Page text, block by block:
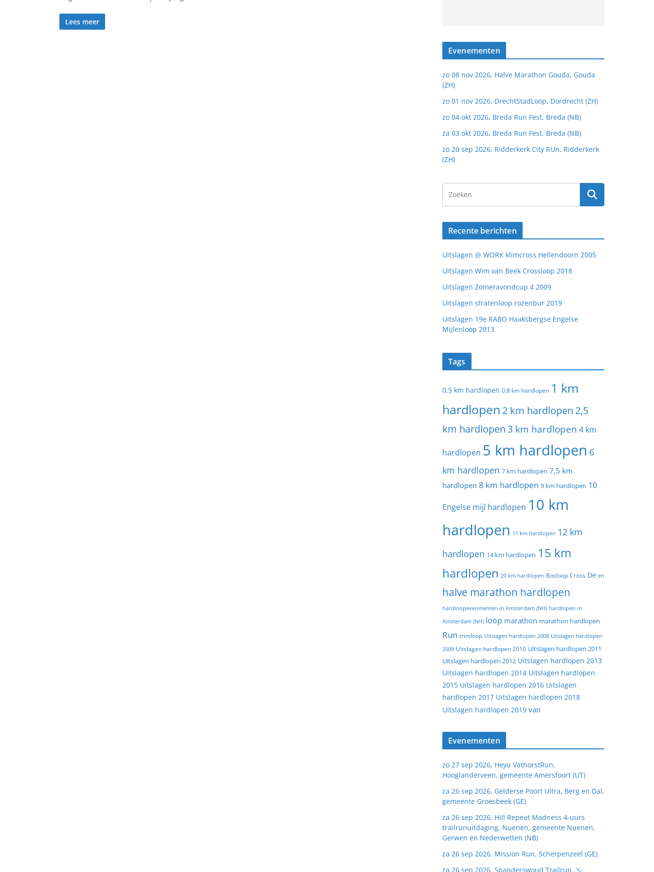
Lees meer
Evenementen
zo 08 nov 2026, Halve Marathon Gouda, Gouda
(ZH)
zo 01 nov 2026, DrechtStadLoop, Dordrecht (ZH)
zo 04 okt 2026, Breda Run Fest, Breda (NB)
za 03 okt 2026, Breda Run Fest, Breda (NB)
zo 20 sep 2026, Ridderkerk City RUn, Ridderkerk
(ZH)
Recente berichten
Uitslagen @ WORK klimcross Hellendoorn 2005
Uitslagen Wim van Beek Crossloop 2018
Uitslagen Zomeravondcup 4 2009
Uitslagen stratenloop rozenbur 2019
Uitslagen 19e RABO Haaksbergse Engelse
Mijlenloop 2013
Tags
0,5 km hardlopen 0,8 km hardlopen 1 km
hardlopen 2 km hardlopen 2,5
km hardlopen 3 km hardlopen 4 km
hardlopen 5 km hardlopen 6
km hardlopen 7 km hardlopen 7,5 km
hardlopen 8 km hardlopen 9 km hardlopen 10
Engelse mijl hardlopen 10 km
hardlopen 11 km hardlopen 12 km
hardlopen 14 km hardlopen 15 km
hardlopen 20 km hardlopen Bosloop Cross De en
halve marathon hardlopen
hardloopevenmenten in Amsterdam (NH) hardlopen in
Amsterdam (NH) loop marathon marathon hardlopen
Run trimloop Uitslagen hardlopen 2008 Uitslagen hardlopen
2009 Uitslagen hardlopen 2010 Uitslagen hardlopen 2011
Uitslagen hardlopen 2012 Uitslagen hardlopen 2013
Uitslagen hardlopen 2014 Uitslagen hardlopen
2015 Uitslagen hardlopen 2016 Uitslagen
hardlopen 2017 Uitslagen hardlopen 2018
Uitslagen hardlopen 2019 van
Evenementen
zo 27 sep 2026, Heyu VathorstRun,
Hooglanderveen, gemeente Amersfoort (UT)
za 26 sep 2026, Gelderse Poort Ultra, Berg en Dal,
gemeente Groesbeek (GE)
za 26 sep 2026, Hill Repeat Madness 4-uurs
trailrunuitdaging, Nuenen, gemeente Nuenen,
Gerwen en Nederwetten (NB)
za 26 sep 2026, Mission Run, Scherpenzeel (GE)
za 26 sep 2026, Spanderswoud Trailrun, 's-